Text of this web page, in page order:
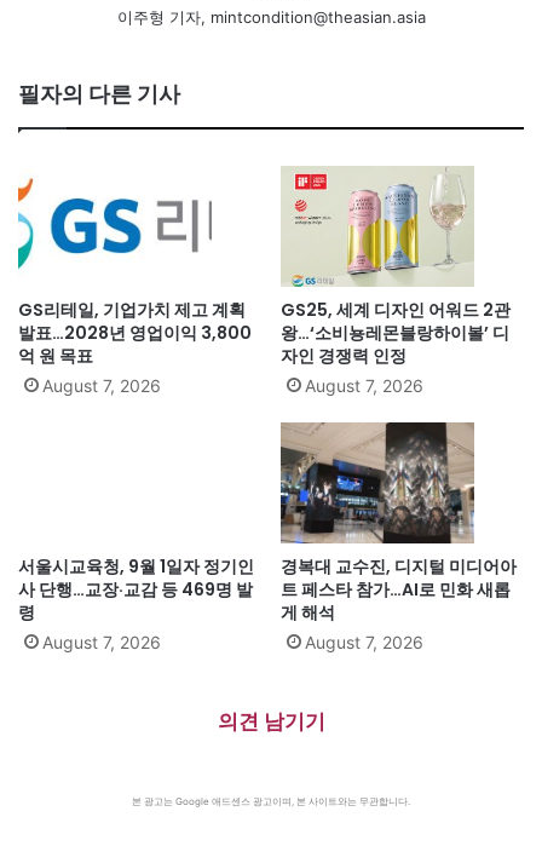
이주형 기자, mintcondition@theasian.asia
필자의 다른 기사
GS리테일, 기업가치 제고 계획
발표…2028년 영업이익 3,800
억 원 목표
August 7, 2026
GS25, 세계 디자인 어워드 2관
왕…‘소비뇽레몬블랑하이볼’ 디
자인 경쟁력 인정
August 7, 2026
서울시교육청, 9월 1일자 정기인
사 단행…교장·교감 등 469명 발
령
August 7, 2026
경복대 교수진, 디지털 미디어아
트 페스타 참가…AI로 민화 새롭
게 해석
August 7, 2026
의견 남기기
본 광고는 Google 애드센스 광고이며, 본 사이트와는 무관합니다.